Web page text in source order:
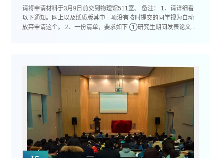
请将申请材料于3月9日前交到物理馆511室。 备注： 1、请详细看
以下通知。网上以及纸质版其中一项没有按时提交的同学视为自动
放弃申请这个。 2、一份清单，要求如下 ①研究生期间发表论文...